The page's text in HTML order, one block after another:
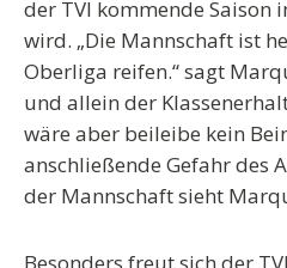
der TVI kommende Saison
wird. „Die Mannschaft ist
Oberliga reifen.“ sagt
und allein der
wäre aber beileibe kein
anschließende Gefahr des
der Mannschaft sieht